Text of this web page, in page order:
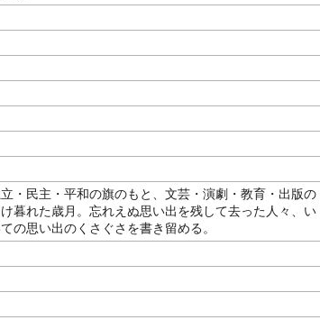
・民主・平和の旗のもと、文芸・演劇・教育・出版の
暮れた歳月。忘れえぬ思い出を残して去った人々、い
の思い出のくさぐさを書き留める。